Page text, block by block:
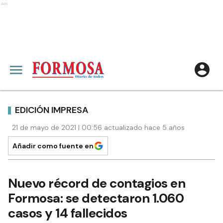
Ads
EDICIÓN IMPRESA
21 de mayo de 2021 | 00:56 actualizado hace 5 años
Añadir como fuente en
Nuevo récord de contagios en
Formosa: se detectaron 1.060
casos y 14 fallecidos